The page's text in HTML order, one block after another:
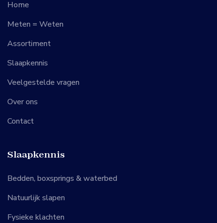
Home
Meten = Weten
Assortiment
Slaapkennis
Veelgestelde vragen
Over ons
Contact
Slaapkennis
Bedden, boxsprings & waterbed
Natuurlijk slapen
Fysieke klachten